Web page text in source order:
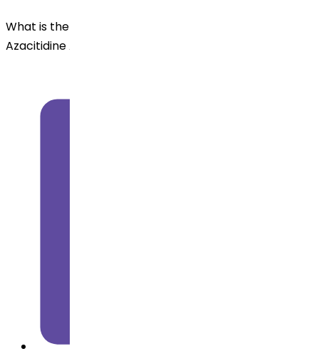
What is the dosage form and strengths available for
Azacitidine API ?